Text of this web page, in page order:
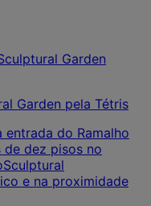
Garden pela Tétris
do Ramalho
dez pisos no
e na proximidade